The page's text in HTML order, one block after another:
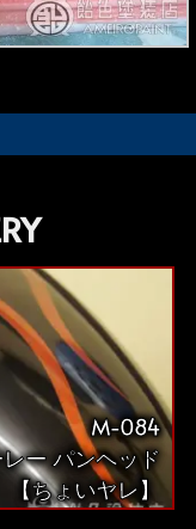
M-084
ー パンヘッド
【ちょいヤレ】